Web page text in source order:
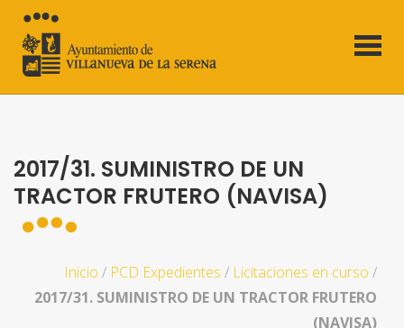
2017/31. SUMINISTRO DE UN
TRACTOR FRUTERO (NAVISA)
Inicio / PCD Expedientes / Licitaciones en curso /
2017/31. SUMINISTRO DE UN TRACTOR FRUTERO
(NAVISA)